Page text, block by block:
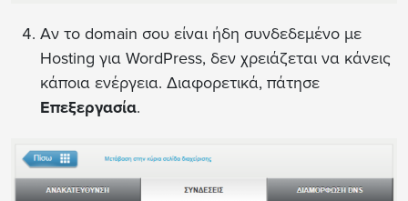
Αν το domain σου είναι ήδη συνδεδεμένο με
Hosting για WordPress, δεν χρειάζεται να κάνεις
κάποια ενέργεια. Διαφορετικά, πάτησε
Επεξεργασία.